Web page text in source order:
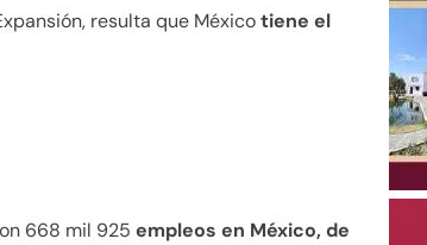
resulta que Méxicotiene el
668 mil 925 empleos en México, de